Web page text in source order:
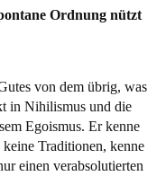
Ordnung nützt
von dem übrig, was
in Nihilismus und die
Egoismus. Er kenne
Traditionen, kenne
einen verabsolutierten